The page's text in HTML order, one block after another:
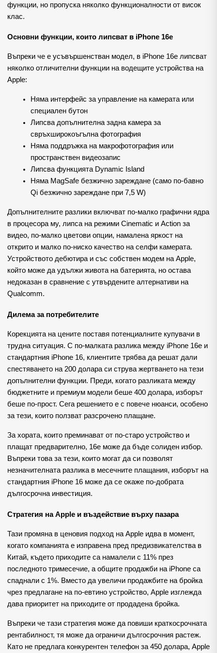
функции, но пропуска няколко функционалности от висок
клас.
Основни функции, които липсват в iPhone 16e
Въпреки че е усъвършенстван модел, в iPhone 16e липсват
няколко отличителни функции на водещите устройства на
Apple:
Няма интерфейс за управление на камерата или
специален бутон
Липсва допълнителна задна камера за
свръхширокоъгълна фотография
Няма поддръжка на макрофотография или
пространствен видеозапис
Липсва функцията Dynamic Island
Няма MagSafe безжично зареждане (само по-бавно
Qi безжично зареждане при 7,5 W)
Допълнителните разлики включват по-малко графични ядра
в процесора му, липса на режими Cinematic и Action за
видео, по-малко цветови опции, намалена яркост на
открито и малко по-ниско качество на селфи камерата.
Устройството дебютира и със собствен модем на Apple,
който може да удължи живота на батерията, но остава
недоказан в сравнение с утвърдените алтернативи на
Qualcomm.
Дилема за потребителите
Корекцията на цените поставя потенциалните купувачи в
трудна ситуация. С по-малката разлика между iPhone 16e и
стандартния iPhone 16, клиентите трябва да решат дали
спестяването на 200 долара си струва жертването на тези
допълнителни функции. Преди, когато разликата между
бюджетните и премиум модели беше 400 долара, изборът
беше по-прост. Сега решението е с повече нюанси, особено
за тези, които ползват разсрочено плащане.
За хората, които преминават от по-старо устройство и
плащат предварително, 16e може да бъде солиден избор.
Въпреки това за тези, които могат да си позволят
незначителната разлика в месечните плащания, изборът на
стандартния iPhone 16 може да се окаже по-добрата
дългосрочна инвестиция.
Стратегия на Apple и въздействие върху пазара
Тази промяна в ценовия подход на Apple идва в момент,
когато компанията е изправена пред предизвикателства в
Китай, където приходите са намалели с 11% през
последното тримесечие, а общите продажби на iPhone са
спаднали с 1%. Вместо да увеличи продажбите на бройка
чрез предлагане на по-евтино устройство, Apple изглежда
дава приоритет на приходите от продадена бройка.
Въпреки че тази стратегия може да повиши краткосрочната
рентабилност, тя може да ограничи дългосрочния растеж.
Като не предлага конкурентен телефон за 450 долара, Apple